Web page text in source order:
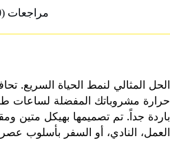
مراجعات (0)
الحل المثالي لنمط الحياة السريع.
حرارة مشروباتك المفضلة لساعات
باردة جداً. تم تصميمها بهيكل متين
العمل، النادي، أو السفر بأسلوب